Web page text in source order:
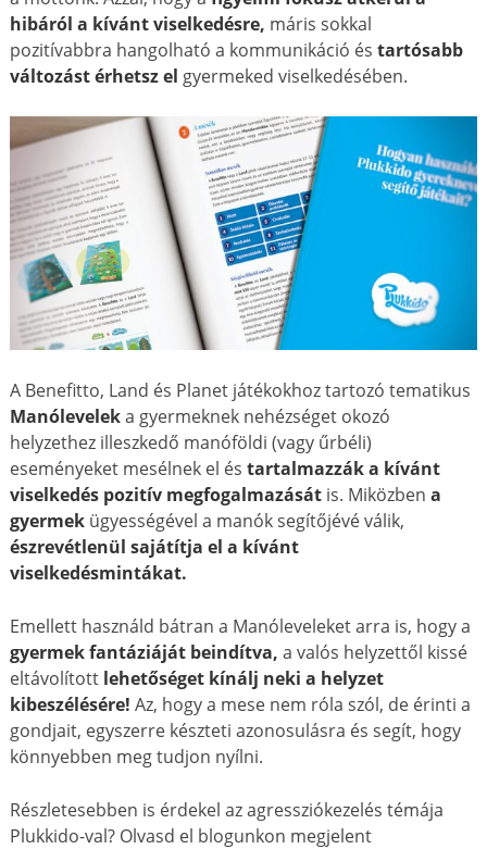
hibáról a kívánt viselkedésre, máris sokkal
pozitívabbra hangolható a kommunikáció és tartósabb
változást érhetsz el gyermeked viselkedésében.
A Benefitto, Land és Planet játékokhoz tartozó tematikus
Manóleveleka gyermeknek nehézséget okozó
helyzethez illeszkedő manóföldi (vagy űrbéli)
eseményeket mesélnek el és tartalmazzák a kívánt
viselkedés pozitív megfogalmazásátis. Miközben a
gyermekügyességével a manók segítőjévé válik,
észrevétlenül sajátítja el a kívánt
viselkedésmintákat.
Emellett használd bátran a Manóleveleket arra is, hogy a
gyermek fantáziáját beindítva, a valós helyzettől kissé
eltávolított lehetőséget kínálj neki a helyzet
kibeszélésére! Az, hogy a mese nem róla szól, de érinti a
gondjait, egyszerre készteti azonosulásra és segít, hogy
könnyebben meg tudjon nyílni.
Részletesebben is érdekel az agressziókezelés témája
Plukkido-val? Olvasd el blogunkon megjelent